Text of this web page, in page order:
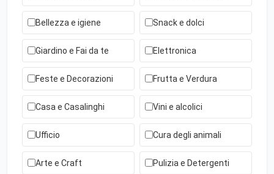
Bellezza e igiene Snack e dolci
Giardino e Fai da te Elettronica
Feste e Decorazioni Frutta e Verdura
Casa e Casalinghi Vini e alcolici
Ufficio Cura degli animali
Arte e Craft Pulizia e Detergenti